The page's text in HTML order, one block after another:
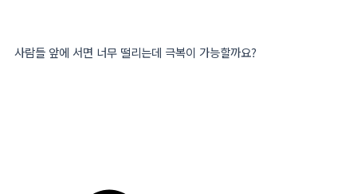
사람들 앞에 서면 너무 떨리는데 극복이 가능할까요?